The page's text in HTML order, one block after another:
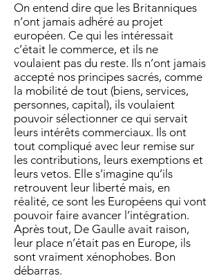
On entend dire que les Britanniques
n’ont jamais adhéré au projet
européen. Ce qui les intéressait
c’était le commerce, et ils ne
voulaient pas du reste. Ils n’ont jamais
accepté nos principes sacrés, comme
la mobilité de tout (biens, services,
personnes, capital), ils voulaient
pouvoir sélectionner ce qui servait
leurs intérêts commerciaux. Ils ont
tout compliqué avec leur remise sur
les contributions, leurs exemptions et
leurs vetos. Elle s’imagine qu’ils
retrouvent leur liberté mais, en
réalité, ce sont les Européens qui vont
pouvoir faire avancer l’intégration.
Après tout, De Gaulle avait raison,
leur place n’était pas en Europe, ils
sont vraiment xénophobes. Bon
débarras.